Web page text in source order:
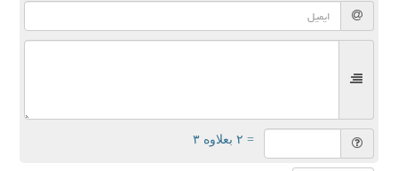
= ۲ بعلاوه ۳